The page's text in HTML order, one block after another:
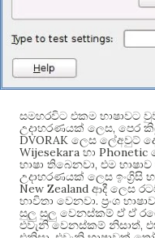
සමහරවිට එකම භාෂාවට
උදාහරණයක් ලෙස, පෙර
DVORAK ලෙස ලේඅවුට්
Wijesekara හා Phonetic
භාෂා තිබෙනවා, එම
උදාහරණයක් ලෙස ඉංග්‍රිසි
New Zealand ආදී ලෙස
භාවිතා වෙනවා. ප්‍රංශ
සුලු සුලු වෙනස්කම් ඒ ඒ
එවැනි වෙනස්කම් නිසාත්,